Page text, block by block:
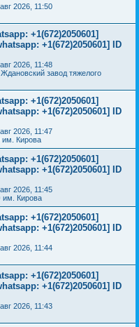
2026, 11:50
+1(672)2050601]
+1(672)2050601] ID
2026, 11:48
завод тяжелого
+1(672)2050601]
+1(672)2050601] ID
2026, 11:47
Кирова
+1(672)2050601]
+1(672)2050601] ID
2026, 11:45
Кирова
+1(672)2050601]
+1(672)2050601] ID
2026, 11:44
+1(672)2050601]
+1(672)2050601] ID
2026, 11:43